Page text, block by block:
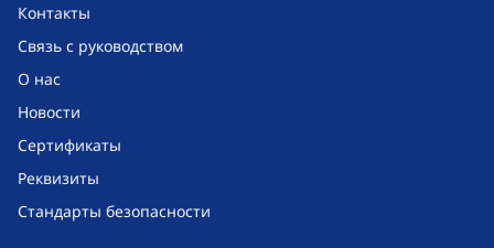
Контакты
Связь с руководством
О нас
Новости
Сертификаты
Реквизиты
Стандарты безопасности